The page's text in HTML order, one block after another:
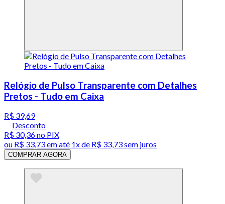
Relógio de Pulso Transparente com Detalhes
Pretos - Tudo em Caixa
R$ 39,69
Desconto
R$ 30,36no PIX
ou R$ 33,73em até 1x de R$ 33,73sem juros
COMPRAR AGORA